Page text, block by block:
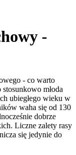
-
- co warto
młoda
ubiegłego wieku w
waha się od 130
dobrze
Liczne zalety rasy
się jedynie do